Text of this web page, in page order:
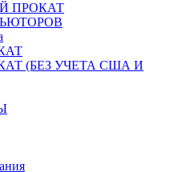
ПРОКАТ
(БЕЗ УЧЕТА США И